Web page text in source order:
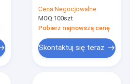
parkingach, z
przełącznikiem DIP
na górze, instalacja
śrubowa, dostępny
pilot
Cena:Negocjowalne
MOQ:100szt
Pobierz najnowszą cenę
Skontaktuj się teraz